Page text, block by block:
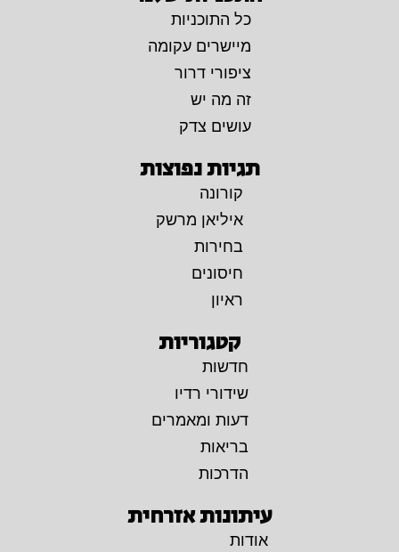
כל התוכניות
מיישרים עקומה
ציפורי דרור
זה מה יש
עושים צדק
תגיות נפוצות
קורונה
איליאן מרשק
בחירות
חיסונים
ראיון
קטגוריות
חדשות
שידורי רדיו
דעות ומאמרים
בריאות
הדרכות
עיתונות אזרחית
אודות